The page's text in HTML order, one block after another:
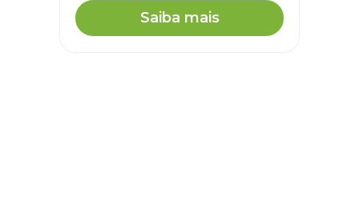
Saiba mais